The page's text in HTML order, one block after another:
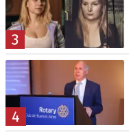
3
4